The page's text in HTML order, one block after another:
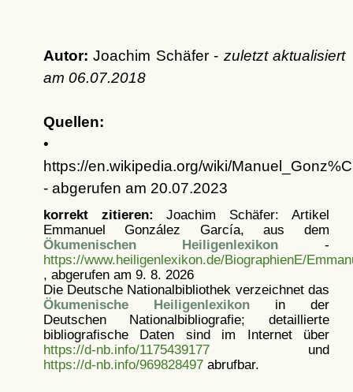
Autor: Joachim Schäfer - zuletzt aktualisiert
am 06.07.2018
Quellen:
•
https://en.wikipedia.org/wiki/
- abgerufen am 20.07.2023
korrekt zitieren: Joachim Schäfer: Artikel
Emmanuel González García, aus dem
Ökumenischen Heiligenlexikon -
https://www.heiligenlexikon.de/BiographienE/
, abgerufen am 9. 8. 2026
Die Deutsche Nationalbibliothek verzeichnet das
Ökumenische Heiligenlexikonin der
Deutschen Nationalbibliografie; detaillierte
bibliografische Daten sind im Internet über
https://d-nb.info/1175439177und
https://d-nb.info/969828497abrufbar.